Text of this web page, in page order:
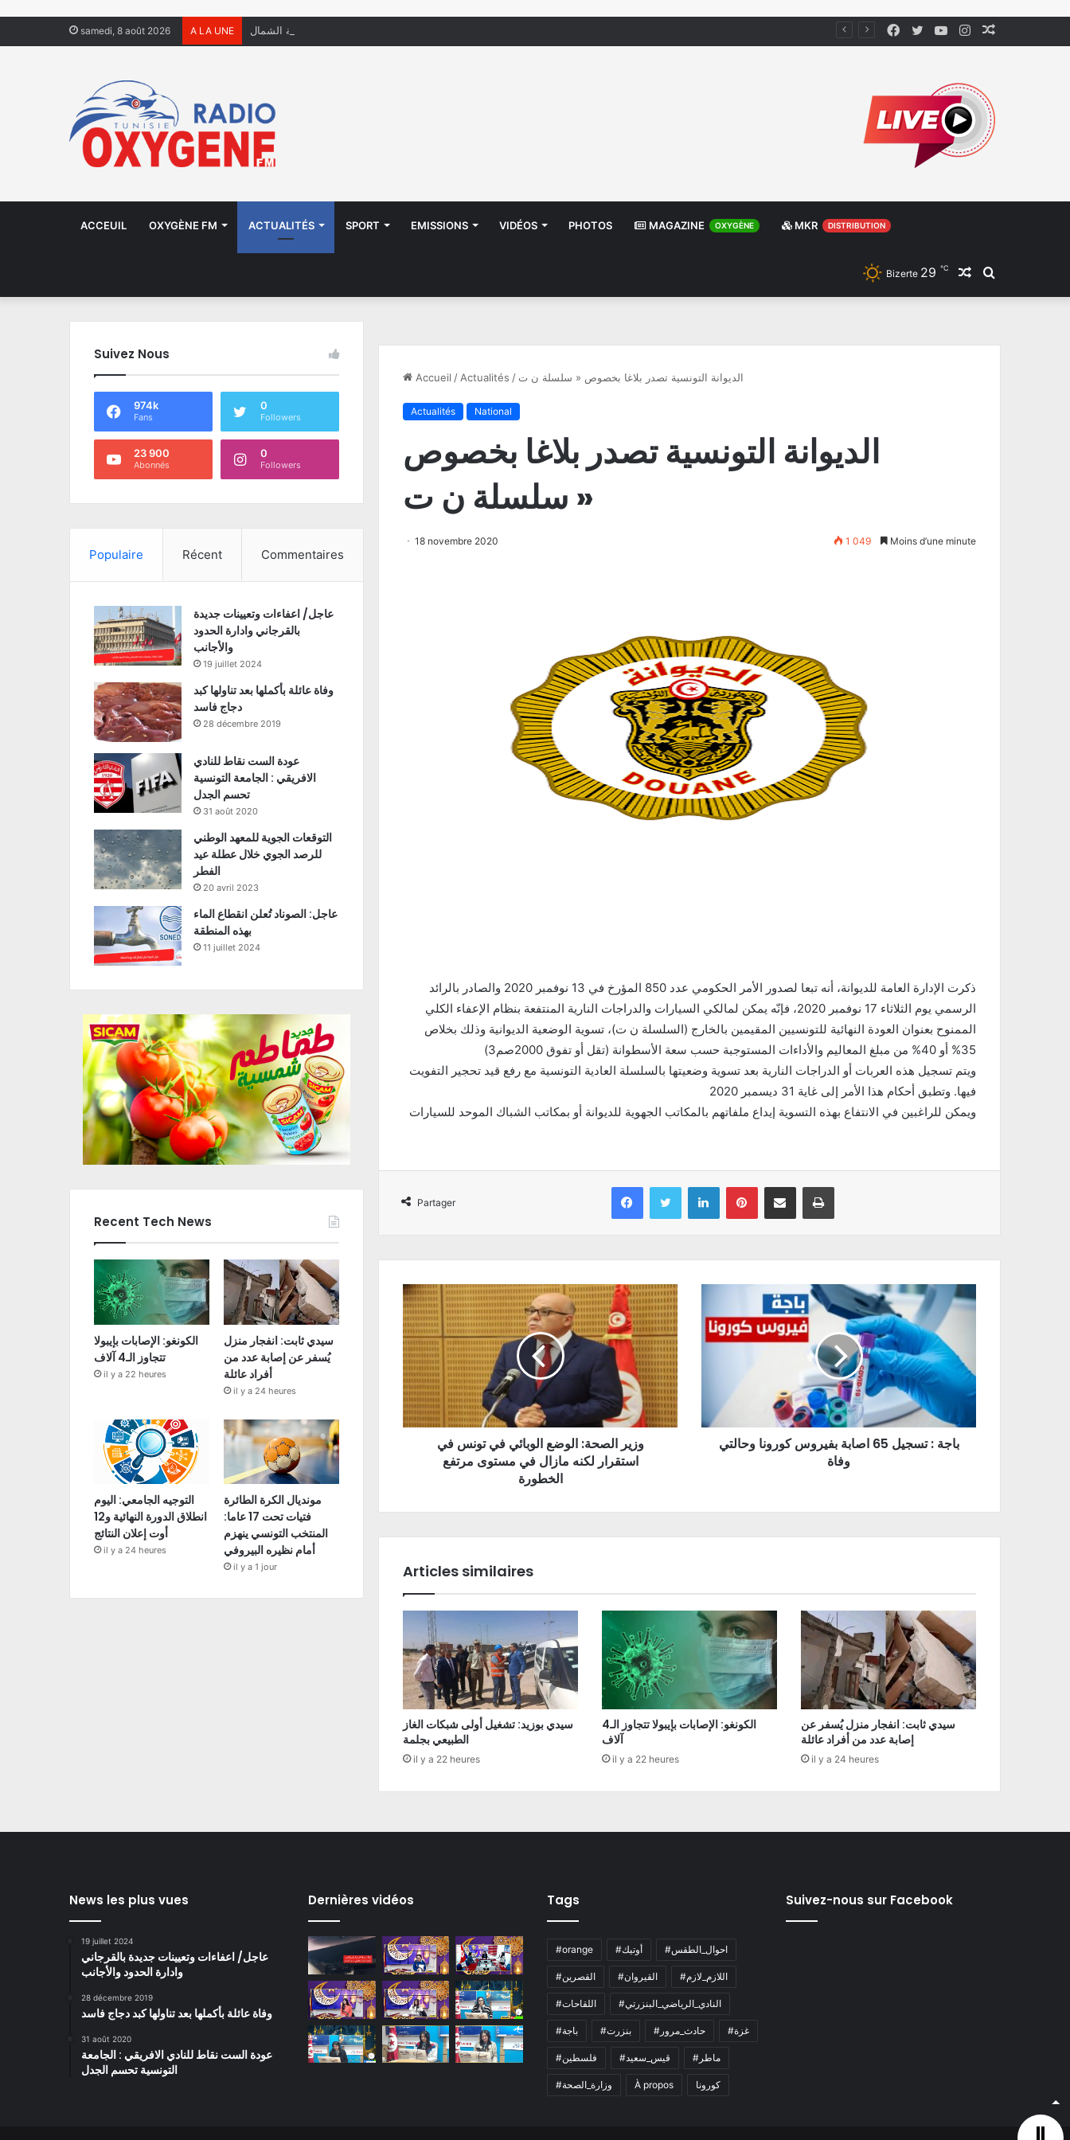
samedi, 8 août 2026 A LA UNE إشعار بانقطاع الكهرباء جهة الشمال Instagram
YouTube
Twitter
Facebook
ACCEUIL OXYGÈNE FM ACTUALITÉS SPORT EMISSIONS VIDÉOS PHOTOS MAGAZINE OXYGÈNE MKR DISTRIBUTION
Rechercher
Article
Bizerte 29 ℃
Accueil / Actualités / الديوانة التونسية تصدر بلاغا بخصوص « سلسلة ن ت
Actualités National
الديوانة التونسية تصدر بلاغا بخصوص
« سلسلة ن ت
18 novembre 2020 1 049 Moins d’une minute
ذكرت الإدارة العامة للديوانة، أنه تبعا لصدور الأمر الحكومي عدد 850 المؤرخ في 13 نوفمبر 2020 والصادر بالرائد
الرسمي يوم الثلاثاء 17 نوفمبر 2020، فإنّه يمكن لمالكي السيارات والدراجات النارية المنتفعة بنظام الإعفاء الكلي
الممنوح بعنوان العودة النهائية للتونسيين المقيمين بالخارج (السلسلة ن ت)، تسوية الوضعية الديوانية وذلك بخلاص
35% أو 40% من مبلغ المعاليم والأداءات المستوجبة حسب سعة الأسطوانة (تقل أو تفوق 2000صم3)
ويتم تسجيل هذه العربات أو الدراجات النارية بعد تسوية وضعيتها بالسلسلة العادية التونسية مع رفع قيد تحجير التفويت
فيها. وتطبق أحكام هذا الأمر إلى غاية 31 ديسمبر 2020
ويمكن للراغبين في الانتفاع بهذه التسوية إيداع ملفاتهم بالمكاتب الجهوية للديوانة أو بمكاتب الشباك الموحد للسيارات
Partager
Facebook Twitter Linkedin Pinterest Partager par email Imprimer
وزير الصحة: الوضع الوبائي في تونس في
استقرار لكنه مازال في مستوى مرتفع
الخطورة
باجة : تسجيل 65 اصابة بفيروس كورونا وحالتي
وفاة
Articles similaires
سيدي بوزيد: تشغيل أولى شبكات الغاز
الطبيعي بجلمة
il y a 22 heures
الكونغو: الإصابات بإيبولا تتجاوز الـ4
آلاف
il y a 22 heures
سيدي ثابت: انفجار منزل يُسفر عن
إصابة عدد من أفراد عائلة
il y a 24 heures
Suivez Nous
974k
Fans
0
Followers
23 900
Abonnés
0
Followers
Populaire Récent Commentaires
عاجل/ اعفاءات وتعيينات جديدة
بالقرجاني وادارة الحدود
والأجانب
19 juillet 2024
وفاة عائلة بأكملها بعد تناولها كبد
دجاج فاسد
28 décembre 2019
عودة الست نقاط للنادي
الافريقي : الجامعة التونسية
تحسم الجدل
31 août 2020
التوقعات الجوية للمعهد الوطني
للرصد الجوي خلال عطلة عيد
الفطر
20 avril 2023
عاجل: الصوناد تُعلن انقطاع الماء
بهذه المنطقة
11 juillet 2024
Recent Tech News
الكونغو: الإصابات بإيبولا
تتجاوز الـ4 آلاف
il y a 22 heures
سيدي ثابت: انفجار منزل
يُسفر عن إصابة عدد من
أفراد عائلة
il y a 24 heures
التوجيه الجامعي: اليوم
انطلاق الدورة النهائية و12
أوت إعلان النتائج
il y a 24 heures
مونديال الكرة الطائرة
فتيات تحت 17 عاما:
المنتخب التونسي ينهزم
أمام نظيره البيروفي
il y a 1 jour
News les plus vues
19 juillet 2024
عاجل/ اعفاءات وتعيينات جديدة بالقرجاني
وادارة الحدود والأجانب
28 décembre 2019
وفاة عائلة بأكملها بعد تناولها كبد دجاج فاسد
31 août 2020
عودة الست نقاط للنادي الافريقي : الجامعة
التونسية تحسم الجدل
Dernières vidéos Tags
#orange #أوتيك #احوال_الطقس
#القصرين #القيروان #اللازم_لازم
#اللقاحات #النادي_الرياضي_البنزرتي
#باجة #بنزرت #حادث_مرور #غزة
#فلسطين #قيس_سعيد #ماطر
#وزارة_الصحة À propos كورونا
Suivez-nous sur Facebook